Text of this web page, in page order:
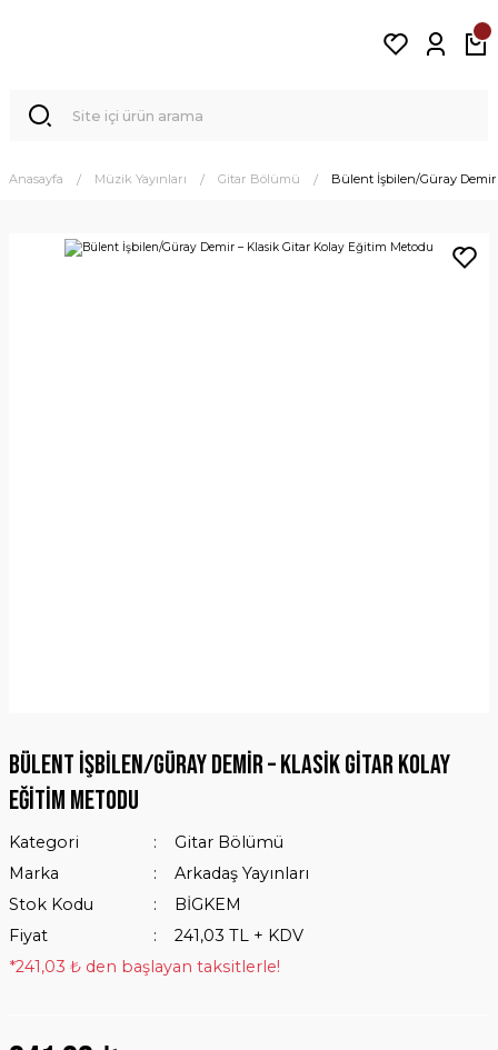
Anasayfa Müzik Yayınları Gitar Bölümü Bülent İşbilen/Güray
Bülent İşbilen/Güray Demir – Klasik Gitar Kolay
Eğitim Metodu
Kategori
Gitar Bölümü
Marka
Arkadaş Yayınları
Stok Kodu
BİGKEM
Fiyat
241,03 TL + KDV
*241,03 ₺ den başlayan taksitlerle!